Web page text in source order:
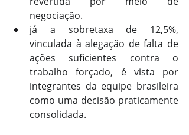
negociação.
já a sobretaxa de 12,5%,
vinculada à alegação de falta de
ações suficientes contra o
trabalho forçado, é vista por
integrantes da equipe brasileira
como uma decisão praticamente
consolidada.